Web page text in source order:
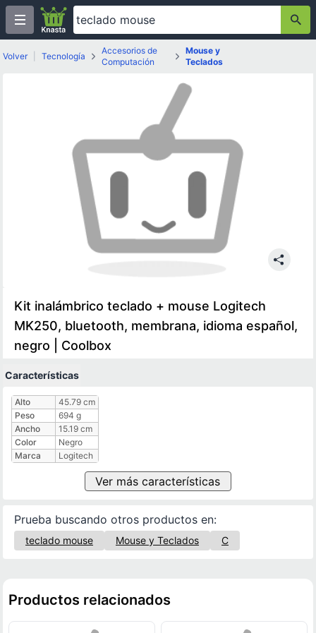
Volver Tecnología
Accesorios de
Computación
Mouse y
Teclados
Kit inalámbrico teclado + mouse Logitech
MK250, bluetooth, membrana, idioma español,
negro | Coolbox
Características
Características técnicas
Alto
45.79 cm
Peso
694 g
Ancho
15.19 cm
Color
Negro
Marca
Logitech
Ver más características
Prueba buscando otros productos en:
teclado mouse Mouse y Teclados C
Productos relacionados